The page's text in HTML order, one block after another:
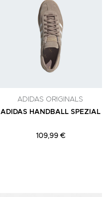
ADIDAS ORIGINALS
ADIDAS HANDBALL SPEZIAL
109,99 €